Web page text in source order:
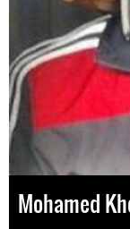
Mohamed